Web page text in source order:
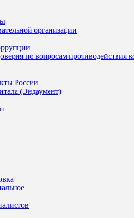
организации
по вопросам противодействия
России
(Эндаумент)